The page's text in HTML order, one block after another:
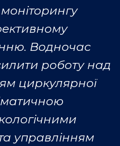
Водночас
роботу над
циркулярної
управлінням